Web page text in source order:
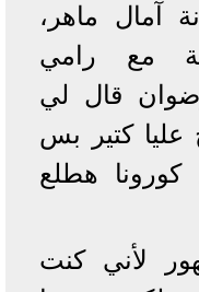
آمال ماهر،
مع رامي
قال لي
عليا كتير بس
هطلع
لأني كنت